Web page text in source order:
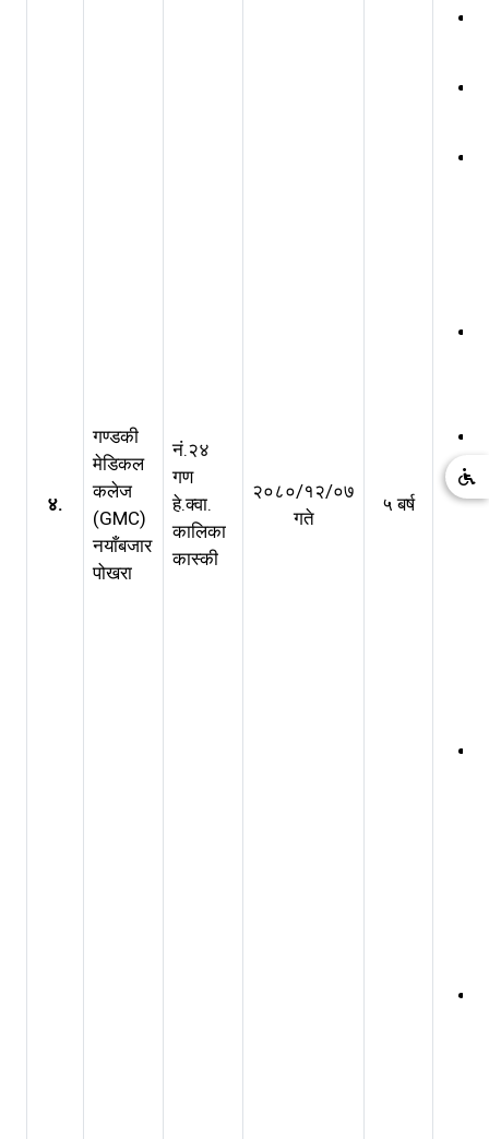
४.
गण्डकी
मेडिकल
कलेज
(GMC)
नयाँबजार
पोखरा
नं.२४
गण
हे.क्वा.
कालिका
कास्की
२०८०/१२/०७
गते
५ बर्ष